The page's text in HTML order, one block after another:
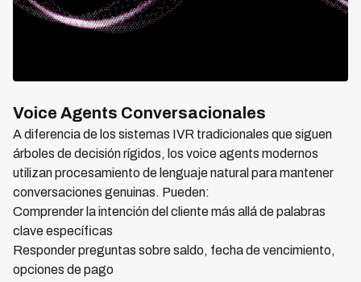
Voice Agents Conversacionales
A diferencia de los sistemas IVR tradicionales que siguen
árboles de decisión rígidos, los voice agents modernos
utilizan procesamiento de lenguaje natural para mantener
conversaciones genuinas. Pueden:
Comprender la intención del cliente más allá de palabras
clave específicas
Responder preguntas sobre saldo, fecha de vencimiento,
opciones de pago